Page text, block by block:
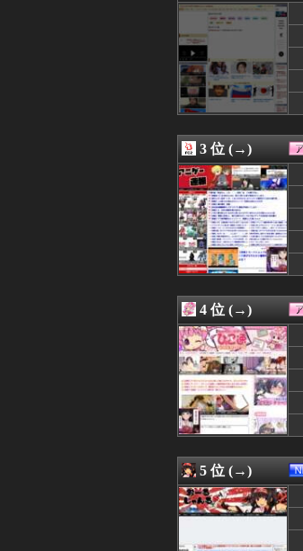
08/06 17:00
08/06 17:00
08/06 17:00
08/06 17:00
08/06 17:00
08/06 17:00
08/06 17:00
08/06 17:00
08/06 17:00
08/06 17:00
08/06 17:00
08/06 17:00
08/06 17:00
08/06 17:00
08/06 17:00
08/06 17:00
08/06 17:00
08/06 16:58
08/06 16:57
08/06 16:57
08/06 16:56
08/06 16:55
08/06 16:53
08/06 16:52
08/06 16:52
08/06 16:50
08/06 16:48
08/06 16:47
08/06 16:47
08/06 16:46
3 位 (→)
4 位 (→)
5 位 (→)